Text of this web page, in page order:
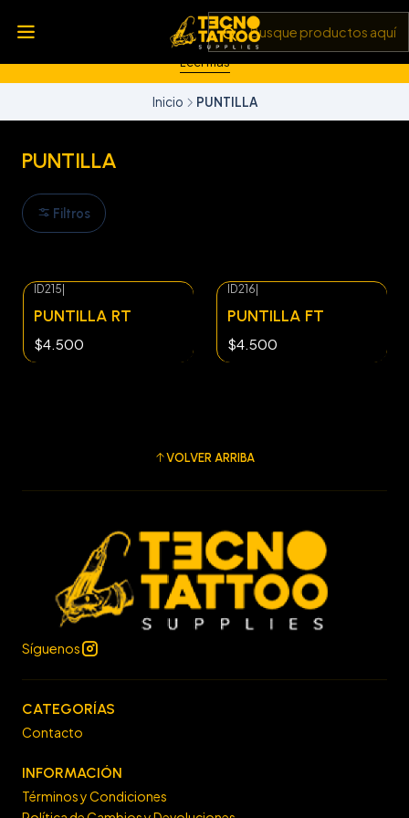
💥 Insumos, máquinas y tecnología de punta 💻 Todo lo que
necesitas para llevar tu arte al siguiente nivel 🎨 Calidad garantizada
Leer más
Inicio PUNTILLA
PUNTILLA
Filtros
ID215|
PUNTILLA RT
$4.500
ID216|
PUNTILLA FT
$4.500
VOLVER ARRIBA
Síguenos
CATEGORÍAS
Contacto
INFORMACIÓN
Términos y Condiciones